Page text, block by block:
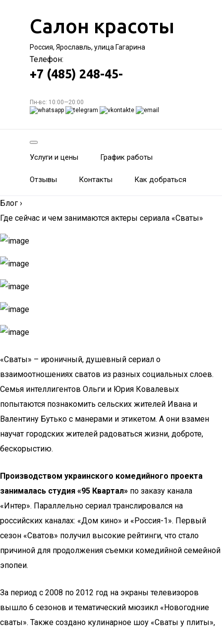
Салон красоты
Россия, Ярославль, улица Гагарина
Телефон:
+7 (485) 248-45-
Пн-вс: 10:00—20:00
Услуги и цены График работы
Отзывы Контакты Как добраться
Блог ›
Где сейчас и чем занимаются актеры сериала «Сваты»
«Сваты» – ироничный, душевный сериал о
взаимоотношениях сватов из разных социальных слоев.
Семья интеллигентов Ольги и Юрия Ковалевых
попытаются познакомить сельских жителей Ивана и
Валентину Бутько с манерами и этикетом. А они взамен
научат городских жителей радоваться жизни, доброте,
бескорыстию.
Производством украинского комедийного проекта
занималась студия «95 Квартал» по заказу канала
«Интер». Параллельно сериал транслировался на
российских каналах: «Дом кино» и «Россия-1». Первый
сезон «Сватов» получил высокие рейтинги, что стало
причиной для продолжения съемки комедийной семейной
эпопеи.
За период с 2008 по 2012 год на экраны телевизоров
вышло 6 сезонов и тематический мюзикл «Новогодние
сваты». Также создано кулинарное шоу «Сваты у плиты»,